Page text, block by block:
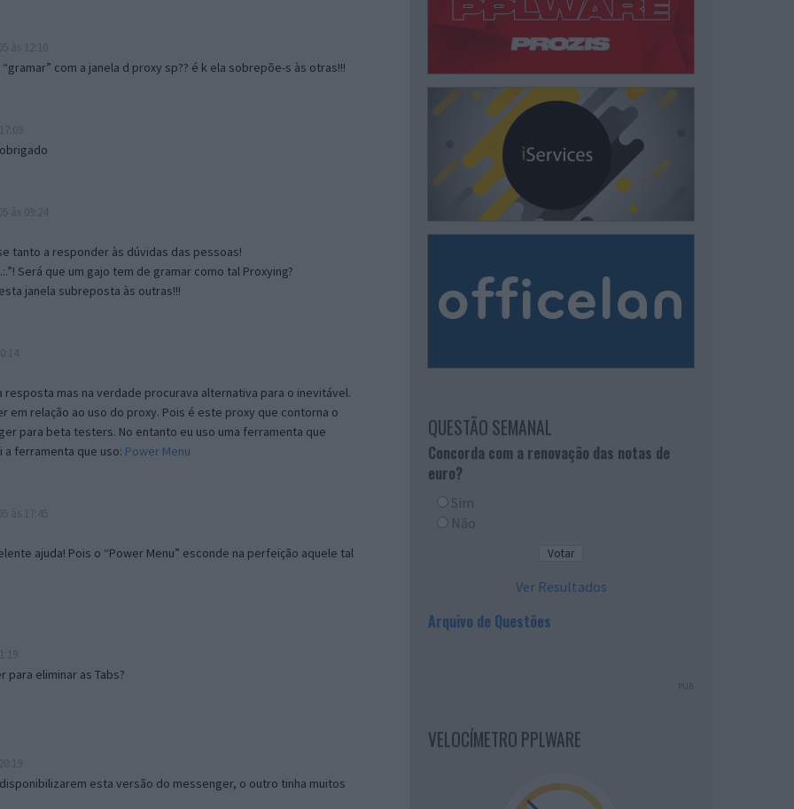
com a janela d proxy sp?? é k ela sobrepõe-s às otras!!!
tanto a responder às dúvidas das pessoas!
Será que um gajo tem de gramar como tal Proxying?
janela subreposta às outras!!!
mas na verdade procurava alternativa para o inevitável.
em relação ao uso do proxy. Pois é este proxy que contorna o
para beta testers. No entanto eu uso uma ferramenta que
ferramenta que uso: Power Menu
ajuda! Pois o “Power Menu” esconde na perfeição aquele tal
para eliminar as Tabs?
esta versão do messenger, o outro tinha muitos
QUESTÃO SEMANAL
Concorda com a renovação das notas de
euro?
Sim
Não
Ver Resultados
Arquivo de Questões
PUB
VELOCÍMETRO PPLWARE